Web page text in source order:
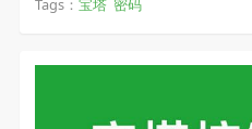
Tags： 宝塔 密码